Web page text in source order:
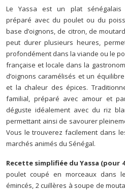
Le Yassa est un plat sénégalais
préparé avec du poulet ou du
base d’oignons, de citron, de
peut durer plusieurs heures,
profondément dans la viande ou le
française et locale dans la
d’oignons caramélisés et un
et la chaleur des épices.
familial, préparé avec amour et
déguste idéalement avec du riz
permettant ainsi de savourer
Vous le trouverez facilement dans
marchés animés du Sénégal.
Recette simplifiée du Yassa (pour
poulet coupé en morceaux dans
émincés, 2 cuillères à soupe de